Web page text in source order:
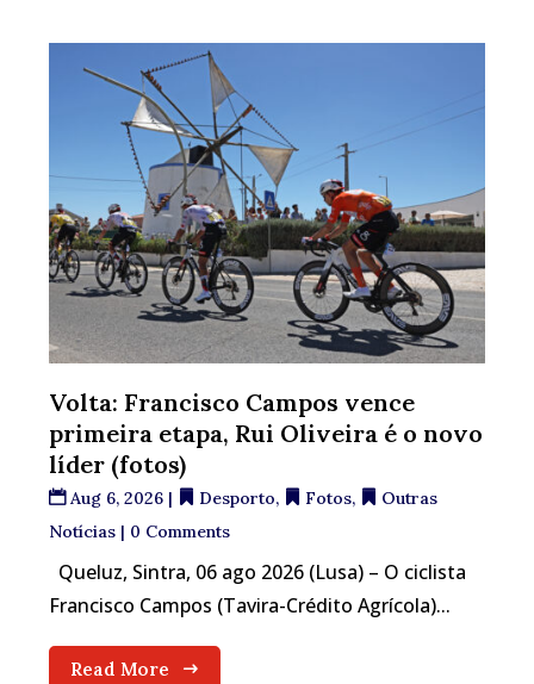
Volta: Francisco Campos vence
primeira etapa, Rui Oliveira é o novo
líder (fotos)
Aug 6, 2026 | Desporto, Fotos,
Outras
Notícias | 0 Comments
Queluz, Sintra, 06 ago 2026 (Lusa) – O ciclista
Francisco Campos (Tavira-Crédito Agrícola)...
Read More